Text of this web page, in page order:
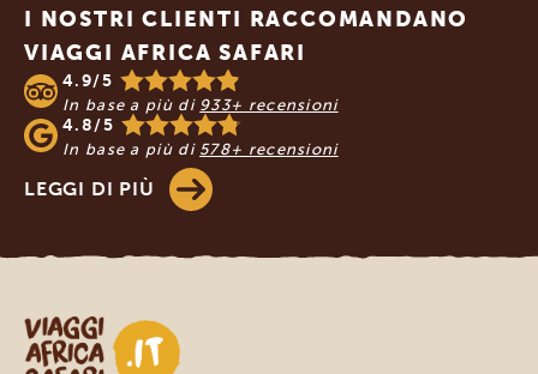
I NOSTRI CLIENTI RACCOMANDANO
VIAGGI AFRICA SAFARI
4.9/5
In base a più di 933+ recensioni
4.8/5
In base a più di 578+ recensioni
LEGGI DI PIÙ
Viaggi Africa Safari